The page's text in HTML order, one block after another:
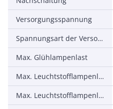
Versorgungsspannung
Spannungsart der Versorgungsspannung
Max. Glühlampenlast
Max. Leuchtstofflampenlast
Max. Leuchtstofflampenlast (Duo-Schaltung)